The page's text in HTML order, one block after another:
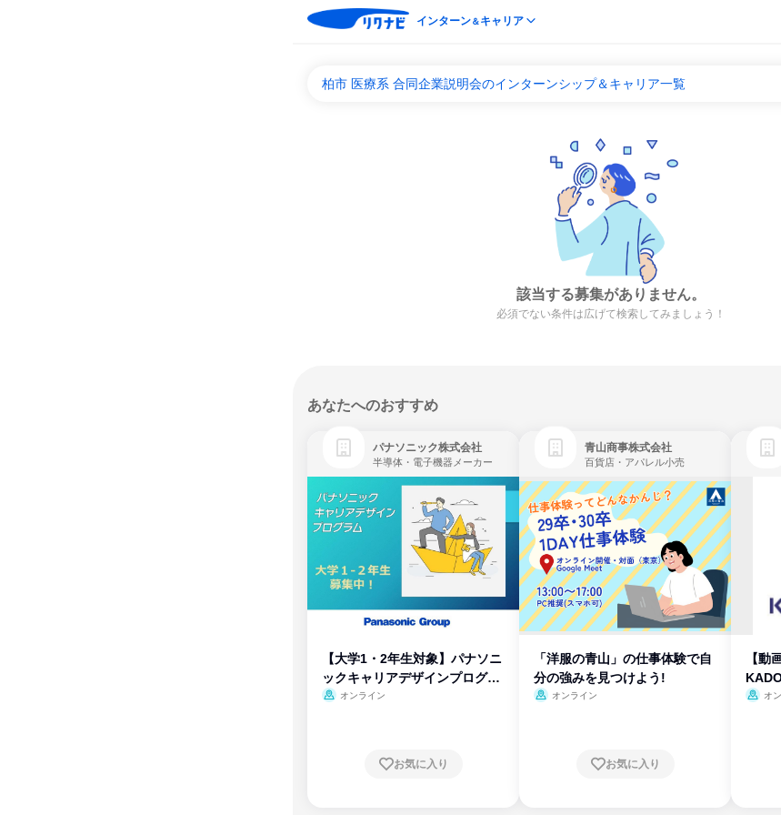
インターン＆キャリア
柏市 医療系 合同企業説明会のインターンシップ＆キャリア一覧
該当する募集がありません。
必須でない条件は広げて検索してみましょう！
あなたへのおすすめ
パナソニック株式会社
半導体・電子機器メーカー
【大学1・2年生対象】パナソニ
ックキャリアデザインプログラ
ム
オンライン
お気に入り
青山商事株式会社
百貨店・アパレル小売
「洋服の青山」の仕事体験で自
分の強みを見つけよう!
オンライン
お気に入り
【動
オ